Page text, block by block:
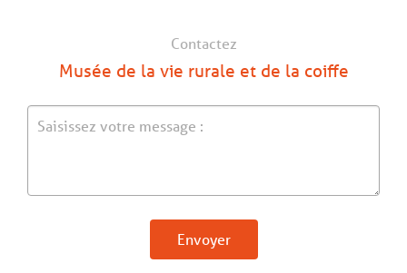
Contactez
Musée de la vie rurale et de la coiffe
Envoyer